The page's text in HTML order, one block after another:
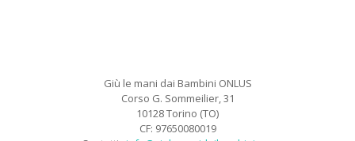
Giù le mani dai Bambini ONLUS
Corso G. Sommeilier, 31
10128 Torino (TO)
CF: 97650080019